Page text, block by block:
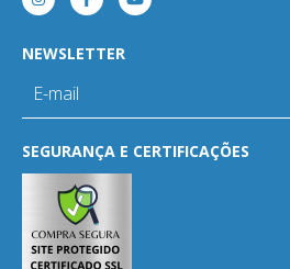
NEWSLETTER
SEGURANÇA E CERTIFICAÇÕES